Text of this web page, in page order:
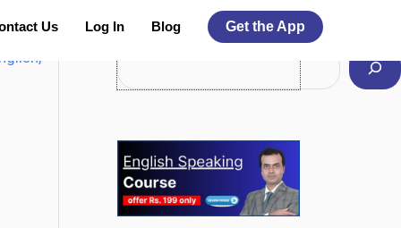
Us Log In Blog Get the App
,
Search For More Topics
YouTube Twitter